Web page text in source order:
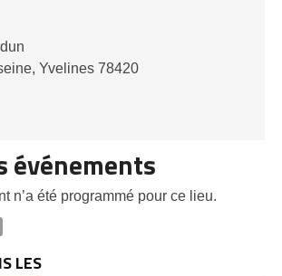
, Yvelines 78420
événements
n’a été programmé pour ce lieu.
LES